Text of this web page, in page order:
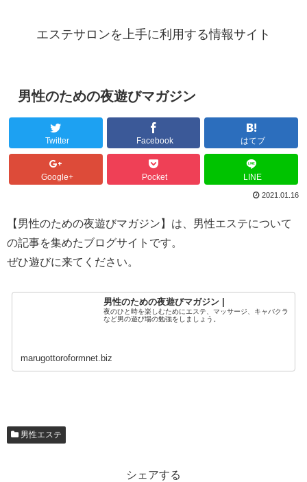
エステサロンを上手に利用する情報サイト
男性のための夜遊びマガジン
Twitter Facebook はてブ
Google+ Pocket LINE
2021.01.16
【男性のための夜遊びマガジン】は、男性エステについて
の記事を集めたブログサイトです。
ぜひ遊びに来てください。
男性のための夜遊びマガジン |
夜のひと時を楽しむためにエステ、マッサージ、キャバクラ
など男の遊び場の勉強をしましょう。
marugottoroformnet.biz
男性エステ
シェアする